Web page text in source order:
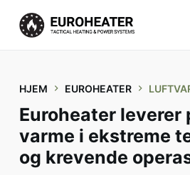
H
o
n
HJEM EUROHEATER
Euroheater leverer
varme i ekstreme
og krevende